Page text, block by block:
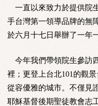
一直以來致力於提供院
手台灣第一領導品牌的無
於六月十七日舉辦了一年
今年我們帶領院生參訪
裡；更登上台北101的觀
從容優雅的城市。不僅見
耶穌基督後期聖徒教會志